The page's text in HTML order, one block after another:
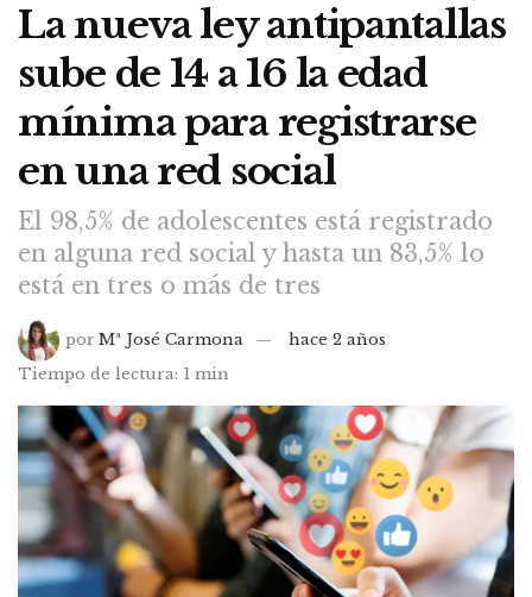
La nueva ley antipantallas
sube de 14 a 16 la edad
mínima para registrarse
en una red social
El 98,5% de adolescentes está registrado
en alguna red social y hasta un 83,5% lo
está en tres o más de tres
por Mª José Carmona
hace 2 años
Tiempo de lectura: 1 min